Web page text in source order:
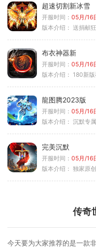
超速切割新冰雪
开服时间： 05月/16
版本介绍： 送捐献
布衣神器新
开服时间： 05月/16
版本介绍： 180新版
龍图腾2023版
开服时间： 05月/16
版本介绍： 沉默专
完美沉默
开服时间： 05月/16
版本介绍： 独家原
传奇
今天要为大家推荐的是一